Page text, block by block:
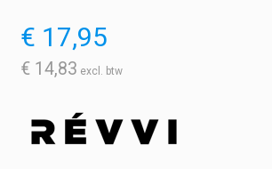
€ 17,95
€ 14,83